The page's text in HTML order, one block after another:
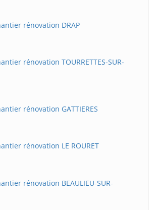
rénovation DRAP
rénovation TOURRETTES-SUR-
rénovation GATTIERES
rénovation LE ROURET
rénovation BEAULIEU-SUR-